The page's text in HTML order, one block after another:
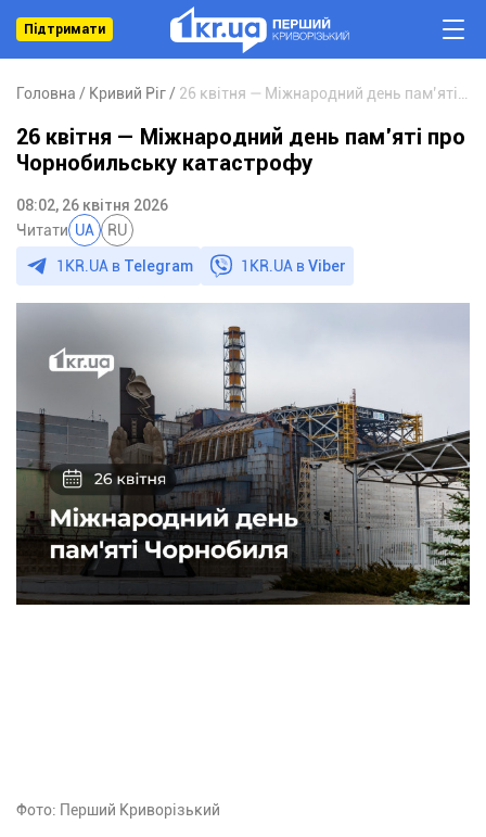
Підтримати
Головна Кривий Ріг
26 квітня — Міжнародний день пам’яті про
Чорнобильську катастрофу
08:02, 26 квітня 2026
Читати UA RU
1KR.UA в Telegram 1KR.UA вViber
Фото: Перший Криворізький